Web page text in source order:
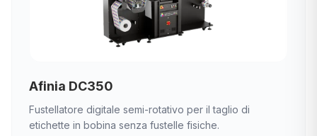
Afinia DC350
Fustellatore digitale semi-rotativo per il taglio di
etichette in bobina senza fustelle fisiche.